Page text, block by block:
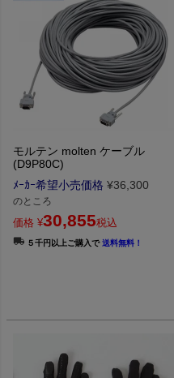
モルテン molten ケーブル
(D9P80C)
ﾒｰｶｰ希望小売価格 ¥36,300
のところ
価格 ¥30,855税込
５千円以上ご購入で送料無料！